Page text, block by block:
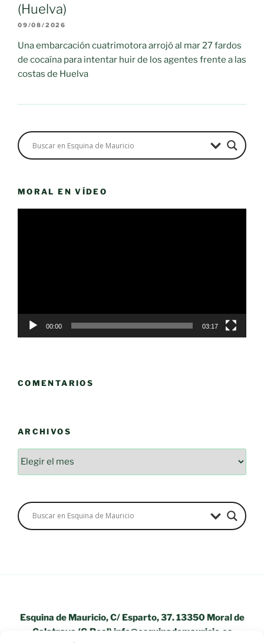
(Huelva)
09/08/2026
Una embarcación cuatrimotora arrojó al mar 27 fardos
de cocaína para intentar huir de los agentes frente a las
costas de Huelva
MORAL EN VÍDEO
00:00 03:17
COMENTARIOS
ARCHIVOS
Esquina de Mauricio, C/ Esparto, 37. 13350 Moral de
Calatrava (C.Real) info@esquinademauricio.es